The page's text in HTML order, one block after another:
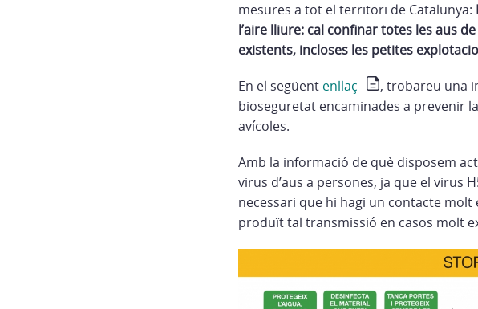
mesures a tot el territori de Catalunya:
l’aire lliure: cal confinar totes les aus
existents, incloses les petites
En el següent enllaç
, trobareu una
bioseguretat encaminades a prevenir
avícoles.
Amb la informació de què disposem
virus d’aus a persones, ja que el virus
necessari que hi hagi un contacte
produït tal transmissió en casos molt